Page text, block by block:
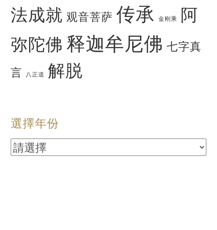
法成就 观音菩萨 传承 金刚乘
阿
弥陀佛 释迦牟尼佛 七字真
言 八正道 解脱
選擇年份